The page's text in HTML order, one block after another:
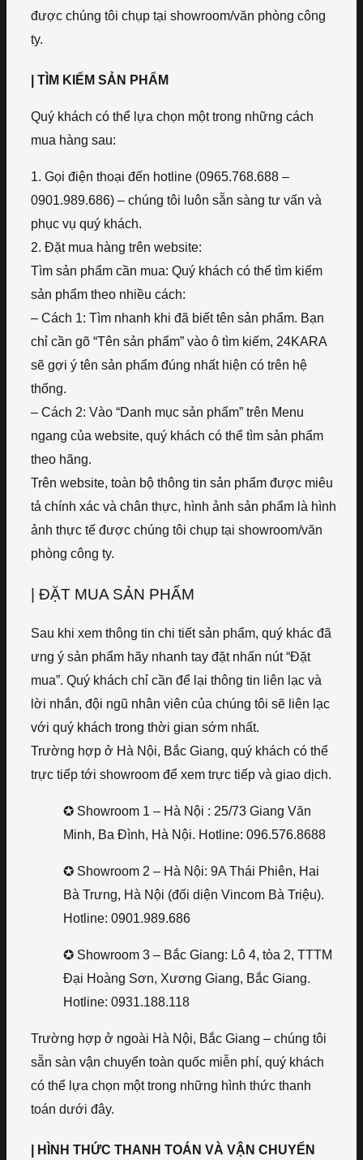
được chúng tôi chụp tại showroom/văn phòng công
ty.
| TÌM KIẾM SẢN PHẨM
Quý khách có thể lựa chọn một trong những cách
mua hàng sau:
1. Gọi điện thoại đến hotline (0965.768.688 –
0901.989.686) – chúng tôi luôn sẵn sàng tư vấn và
phục vụ quý khách.
2. Đặt mua hàng trên website:
Tìm sản phẩm cần mua: Quý khách có thể tìm kiếm
sản phẩm theo nhiều cách:
– Cách 1: Tìm nhanh khi đã biết tên sản phẩm. Bạn
chỉ cần gõ “Tên sản phẩm” vào ô tìm kiếm, 24KARA
sẽ gợi ý tên sản phẩm đúng nhất hiện có trên hệ
thống.
– Cách 2: Vào “Danh mục sản phẩm” trên Menu
ngang của website, quý khách có thể tìm sản phẩm
theo hãng.
Trên website, toàn bộ thông tin sản phẩm được miêu
tả chính xác và chân thực, hình ảnh sản phẩm là hình
ảnh thực tế được chúng tôi chụp tại showroom/văn
phòng công ty.
| ĐẶT MUA SẢN PHẨM
Sau khi xem thông tin chi tiết sản phẩm, quý khác đã
ưng ý sản phẩm hãy nhanh tay đặt nhấn nút “Đặt
mua”. Quý khách chỉ cần để lại thông tin liên lạc và
lời nhắn, đội ngũ nhân viên của chúng tôi sẽ liên lạc
với quý khách trong thời gian sớm nhất.
Trường hợp ở Hà Nội, Bắc Giang, quý khách có thể
trực tiếp tới showroom để xem trực tiếp và giao dịch.
✪ Showroom 1 – Hà Nội : 25/73 Giang Văn
Minh, Ba Đình, Hà Nội. Hotline: 096.576.8688
✪ Showroom 2 – Hà Nội: 9A Thái Phiên, Hai
Bà Trưng, Hà Nội (đối diện Vincom Bà Triệu).
Hotline: 0901.989.686
✪ Showroom 3 – Bắc Giang: Lô 4, tòa 2, TTTM
Đại Hoàng Sơn, Xương Giang, Bắc Giang.
Hotline: 0931.188.118
Trường hợp ở ngoài Hà Nội, Bắc Giang – chúng tôi
sẵn sàn vận chuyển toàn quốc miễn phí, quý khách
có thể lựa chọn một trong những hình thức thanh
toán dưới đây.
| HÌNH THỨC THANH TOÁN VÀ VẬN CHUYỂN